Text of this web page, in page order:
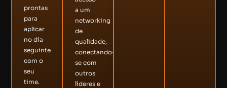
prontas
para
aplicar
no dia
seguinte
com o
seu
time.
a um
networking
de
qualidade,
conectando-
se com
outros
líderes e